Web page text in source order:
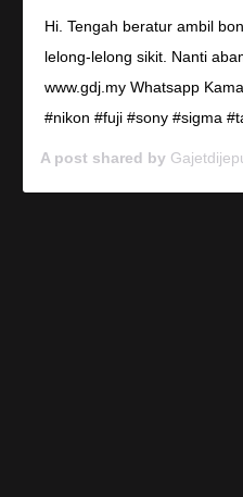
Hi. Tengah beratur ambil
lelong-lelong sikit. Nanti
www.gdj.my Whatsapp
#nikon #fuji #sony #sigma
A post shared by